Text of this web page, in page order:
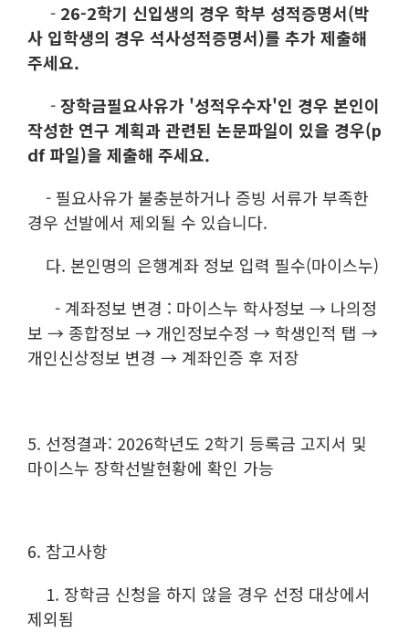
- 26-2학기 신입생의 경우 학부 성적증명서(박
사 입학생의 경우 석사성적증명서)를 추가 제출해
주세요.
-장학금필요사유가 '성적우수자'인 경우 본인이
작성한 연구 계획과 관련된 논문파일이 있을 경우(p
df 파일)을 제출해 주세요.
- 필요사유가 불충분하거나 증빙 서류가 부족한
경우 선발에서 제외될 수 있습니다.
다. 본인명의 은행계좌 정보 입력 필수(마이스누)
- 계좌정보 변경 : 마이스누 학사정보 → 나의정
보 → 종합정보 → 개인정보수정 → 학생인적 탭 →
개인신상정보 변경 → 계좌인증 후 저장
5. 선정결과: 2026학년도 2학기 등록금 고지서 및
마이스누 장학선발현황에 확인 가능
6. 참고사항
1. 장학금 신청을 하지 않을 경우 선정 대상에서
제외됨